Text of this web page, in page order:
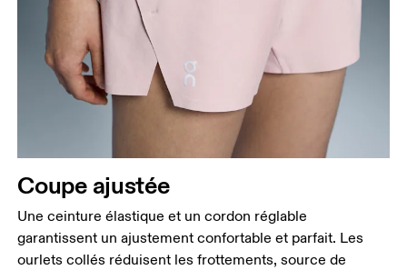
Coupe ajustée
Une ceinture élastique et un cordon réglable
garantissent un ajustement confortable et parfait. Les
ourlets collés réduisent les frottements, source de